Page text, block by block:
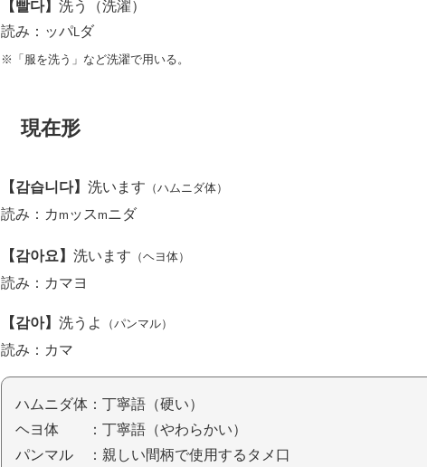
【빨다】 洗う（洗濯）
読み：ッパ ダ
※「服を洗う」など洗濯で用いる。
現在形
【감습니다】 洗います （ハムニダ体）
読み：カm ッス m ニダ
【감아요】 洗います （ヘヨ体）
読み：カマヨ
【감아】 洗うよ （パンマル）
読み：カマ
ハムニダ体：丁寧語（硬い）
ヘヨ体 ：丁寧語（やわらかい）
パンマル ：親しい間柄で使用するタメ口